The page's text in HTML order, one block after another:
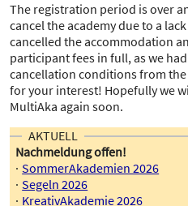
The registration period is over
cancel the academy due to a
cancelled the accommodation
participant fees in full, as we
cancellation conditions from
for your interest! Hopefully we
MultiAka again soon.
AKTUELL
Nachmeldung offen!
SommerAkademien 2026
Segeln 2026
KreativAkademie 2026